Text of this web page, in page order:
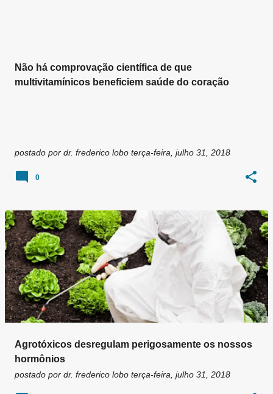
Não há comprovação científica de que
multivitamínicos beneficiem saúde do coração
postado por dr. frederico lobo terça-feira, julho 31, 2018
0
Agrotóxicos desregulam perigosamente os nossos
hormônios
postado por dr. frederico lobo terça-feira, julho 31, 2018